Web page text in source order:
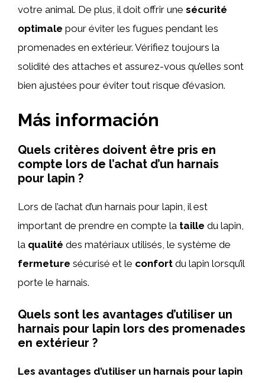
votre animal. De plus, il doit offrir une sécurité
optimale pour éviter les fugues pendant les
promenades en extérieur. Vérifiez toujours la
solidité des attaches et assurez-vous qu’elles sont
bien ajustées pour éviter tout risque d’évasion.
Más información
Quels critères doivent être pris en
compte lors de l’achat d’un harnais
pour lapin ?
Lors de l’achat d’un harnais pour lapin, il est
important de prendre en compte la taille du lapin,
la qualité des matériaux utilisés, le système de
fermeture sécurisé et le confort du lapin lorsqu’il
porte le harnais.
Quels sont les avantages d’utiliser un
harnais pour lapin lors des promenades
en extérieur ?
Les avantages d’utiliser un harnais pour lapin